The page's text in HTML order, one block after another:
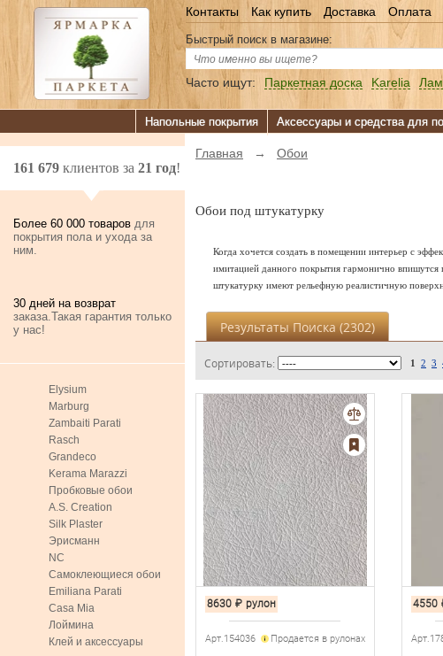
Контакты Как купить Доставка Оплата
Быстрый поиск в магазине:
Часто ищут: Паркетная доска Karelia
Напольные покрытия Аксессуары и средства для
161 679 клиентов за 21 год!
Более 60 000 товаров для
покрытия пола и ухода за
ним.
30 дней на возврат
заказа.Такая гарантия только
у нас!
Elysium
Marburg
Zambaiti Parati
Rasch
Grandeco
Kerama Marazzi
Пробковые обои
A.S. Creation
Silk Plaster
Эрисманн
NC
Самоклеющиеся обои
Emiliana Parati
Casa Mia
Лоймина
Клей и аксессуары
Главная → Обои
Обои под штукатурку
Когда хочется создать в помещении интерьер с
имитацией данного покрытия гармонично впишутся
штукатурку имеют рельефную реалистичную
Результаты Поиска (2302)
Сортировать: 1 2 3
8630 ₽ рулон
Арт.154036 Продается в рулонах
4550